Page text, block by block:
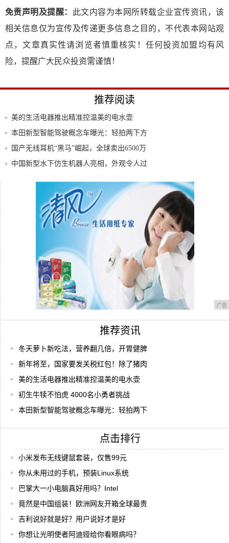
免责声明及提醒：
此文内容为本网所转载企业宣传资讯，该
相关信息仅为宣传及传递更多信息之目的，不代表本网站观
点，文章真实性请浏览者慎重核实！任何投资加盟均有风
险，提醒广大民众投资需谨慎！
推荐阅读
美的生活电器推出精准控温美的电水壶
本田新型智能驾驶概念车曝光：轻拍两下方
向盘启
国产无线耳机“黑马”崛起，全球卖出6500万
中国新型水下仿生机器人亮相，外观令人过
巴掌大一小电脑真好用吗？Intel NUC豆
广告
推荐资讯
冬天萝卜新吃法，营养翻几倍，开胃健脾
新年将至，国家要发关税红包！除了猪肉
美的生活电器推出精准控温美的电水壶
初生牛犊不怕虎 4000名小勇者挑战
本田新型智能驾驶概念车曝光：轻拍两下
点击排行
小米发布无线键鼠套装，仅售99元
你从未用过的手机，预装Linux系统
巴掌大一小电脑真好用吗？Intel
竟然是中国组装！欧洲网友开箱全球最贵
吉利说好就是好？用户说好才是好
你想让光明使者阿迪娅给你看眼病吗？